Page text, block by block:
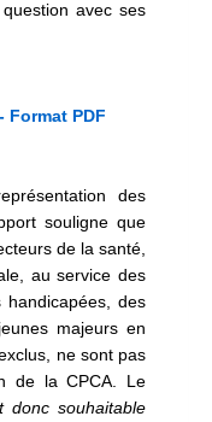
avec ses
PDF
des
souligne que
de la santé,
au service des
handicapées, des
majeurs en
ne sont pas
de la CPCA. Le
donc souhaitable